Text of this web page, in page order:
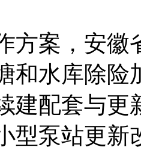
案，安徽
和水库除险
建配套与更
型泵站更新